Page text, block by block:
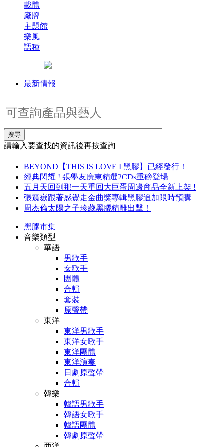
載體
廠牌
主題館
樂風
語種
最新情報
搜尋
請輸入要查找的資訊後再按查詢
BEYOND【THIS IS LOVE I 黑膠】已經發行！
經典閃耀 ! 張學友廣東精選2CDs重磅登場
五月天回到那一天重回大巨蛋周邊商品全新上架 !
張震嶽跟著感覺走金曲獎專輯黑膠追加限時預購
周杰倫太陽之子珍藏黑膠精雕出擊！
黑膠市集
音樂類型
華語
男歌手
女歌手
團體
合輯
套裝
原聲帶
東洋
東洋男歌手
東洋女歌手
東洋團體
東洋演奏
日劇原聲帶
合輯
韓樂
韓語男歌手
韓語女歌手
韓語團體
韓劇原聲帶